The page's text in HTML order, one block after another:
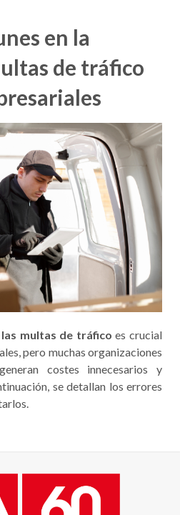
en la
de tráfico
multas de tráfico es crucial
pero muchas organizaciones
costes innecesarios y
se detallan los errores